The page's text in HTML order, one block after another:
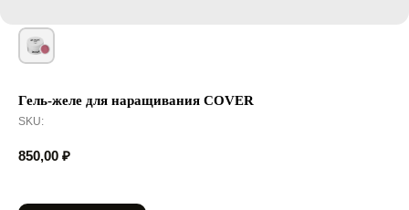
Гель-желе для наращивания COVER
SKU:
850,00 ₽